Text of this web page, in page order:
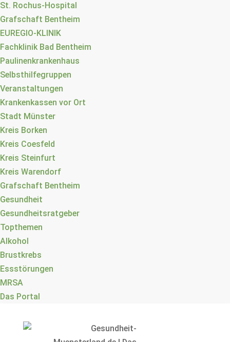
St. Rochus-Hospital
Grafschaft Bentheim
EUREGIO-KLINIK
Fachklinik Bad Bentheim
Paulinenkrankenhaus
Selbsthilfegruppen
Veranstaltungen
Krankenkassen vor Ort
Stadt Münster
Kreis Borken
Kreis Coesfeld
Kreis Steinfurt
Kreis Warendorf
Grafschaft Bentheim
Gesundheit
Gesundheitsratgeber
Topthemen
Alkohol
Brustkrebs
Essstörungen
MRSA
Das Portal